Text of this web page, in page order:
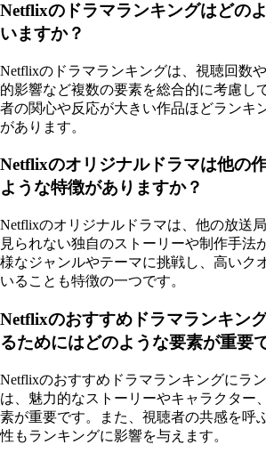
Netflixのドラマランキングはどの
いますか？
Netflixのドラマランキングは、視聴回数
的影響など複数の要素を総合的に考慮し
者の関心や反応が大きい作品ほどランキ
があります。
Netflixのオリジナルドラマは他の
ような特徴がありますか？
Netflixのオリジナルドラマは、他の放送
見られない独自のストーリーや制作手法
様なジャンルやテーマに挑戦し、高いク
いることも特徴の一つです。
Netflixのおすすめドラマランキン
るためにはどのような要素が重要
Netflixのおすすめドラマランキングにラ
は、魅力的なストーリーやキャラクター
素が重要です。また、視聴者の共感を呼
性もランキングに影響を与えます。